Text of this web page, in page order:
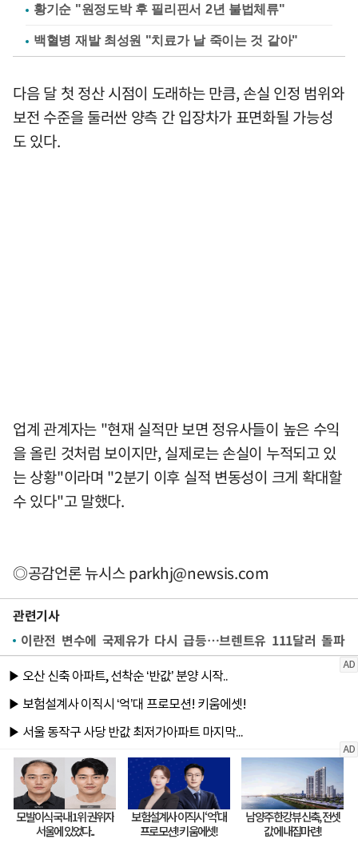
황기순 "원정도박 후 필리핀서 2년 불법체류"
백혈병 재발 최성원 "치료가 날 죽이는 것 같아"
다음 달 첫 정산 시점이 도래하는 만큼, 손실 인정 범위와
보전 수준을 둘러싼 양측 간 입장차가 표면화될 가능성
도 있다.
업계 관계자는 "현재 실적만 보면 정유사들이 높은 수익
을 올린 것처럼 보이지만, 실제로는 손실이 누적되고 있
는 상황"이라며 "2분기 이후 실적 변동성이 크게 확대할
수 있다"고 말했다.
◎공감언론 뉴시스parkhj@newsis.com
관련기사
이란전 변수에 국제유가 다시 급등…브렌트유 111달러 돌파